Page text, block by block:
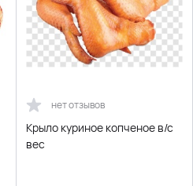
нет отзывов
Крыло куриное копченое в/с
вес